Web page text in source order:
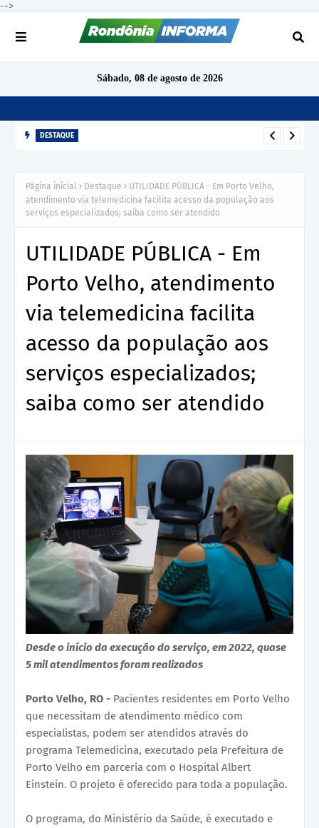
-->
Sábado, 08 de agosto de 2026
DESTAQUE
Guaporé
Página inicial Destaque
UTILIDADE PÚBLICA - Em Porto Velho,
atendimento via telemedicina facilita acesso da população aos
serviços especializados; saiba como ser atendido
UTILIDADE PÚBLICA - Em
Porto Velho, atendimento
via telemedicina facilita
acesso da população aos
serviços especializados;
saiba como ser atendido
Desde o início da execução do serviço, em 2022, quase
5 mil atendimentos foram realizados
Porto Velho, RO - Pacientes residentes em Porto Velho
que necessitam de atendimento médico com
especialistas, podem ser atendidos através do
programa Telemedicina, executado pela Prefeitura de
Porto Velho em parceria com o Hospital Albert
Einstein. O projeto é oferecido para toda a população.
O programa, do Ministério da Saúde, é executado e